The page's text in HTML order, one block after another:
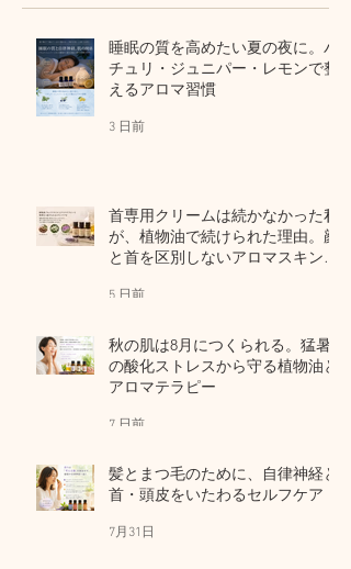
睡眠の質を高めたい夏の夜に。パ
チュリ・ジュニパー・レモンで整
えるアロマ習慣
3 日前
首専用クリームは続かなかった私
が、植物油で続けられた理由。顔
と首を区別しないアロマスキンケ
5 日前
秋の肌は8月につくられる。猛暑
の酸化ストレスから守る植物油と
アロマテラピー
7 日前
髪とまつ毛のために、自律神経と
首・頭皮をいたわるセルフケア
7月31日